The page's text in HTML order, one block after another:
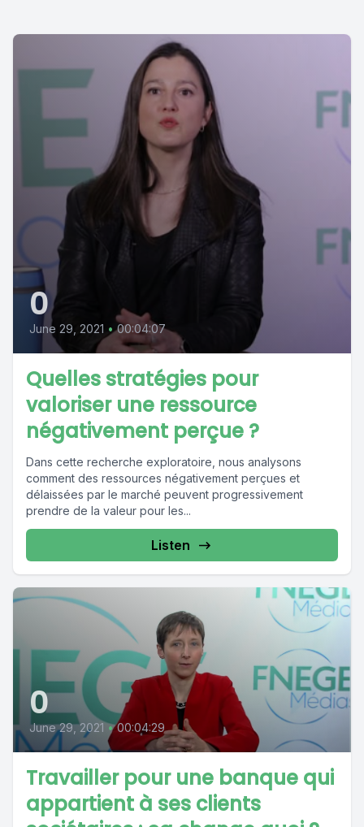
0
June 29, 2021 • 00:04:07
Quelles stratégies pour
valoriser une ressource
négativement perçue ?
Dans cette recherche exploratoire, nous analysons
comment des ressources négativement perçues et
délaissées par le marché peuvent progressivement
prendre de la valeur pour les...
Listen
0
June 29, 2021 • 00:04:29
Travailler pour une banque qui
appartient à ses clients